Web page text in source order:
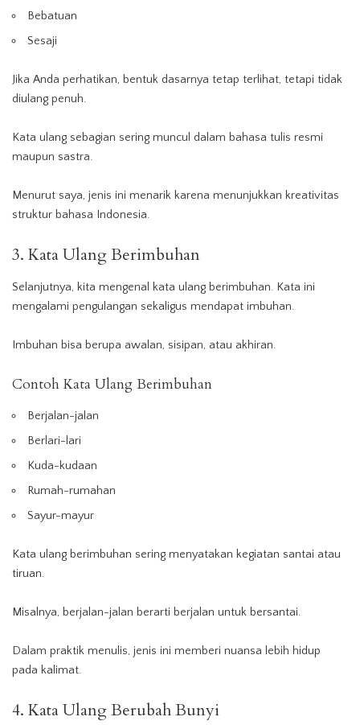
Bebatuan
Sesaji
Jika Anda perhatikan, bentuk dasarnya tetap terlihat, tetapi tidak
diulang penuh.
Kata ulang sebagian sering muncul dalam bahasa tulis resmi
maupun sastra.
Menurut saya, jenis ini menarik karena menunjukkan kreativitas
struktur bahasa Indonesia.
3. Kata Ulang Berimbuhan
Selanjutnya, kita mengenal kata ulang berimbuhan. Kata ini
mengalami pengulangan sekaligus mendapat imbuhan.
Imbuhan bisa berupa awalan, sisipan, atau akhiran.
Contoh Kata Ulang Berimbuhan
Berjalan-jalan
Berlari-lari
Kuda-kudaan
Rumah-rumahan
Sayur-mayur
Kata ulang berimbuhan sering menyatakan kegiatan santai atau
tiruan.
Misalnya, berjalan-jalan berarti berjalan untuk bersantai.
Dalam praktik menulis, jenis ini memberi nuansa lebih hidup
pada kalimat.
4. Kata Ulang Berubah Bunyi